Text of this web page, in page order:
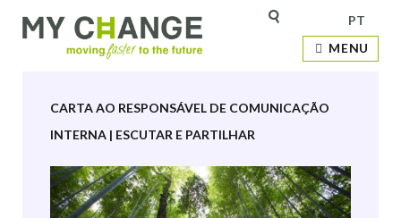
MENU
PT
Etiqueta:People
CARTA AO RESPONSÁVEL DE COMUNICAÇÃO
INTERNA | ESCUTAR E PARTILHAR